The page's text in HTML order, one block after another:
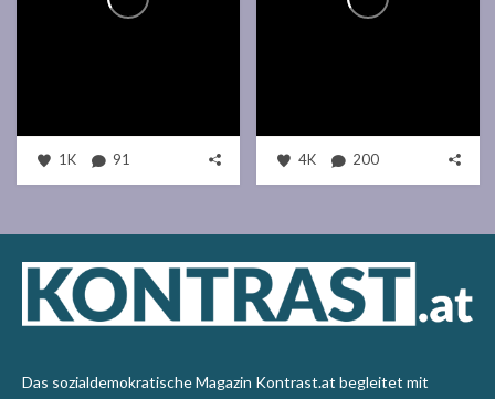
1K 91 4K 200
Das sozialdemokratische Magazin Kontrast.at begleitet mit